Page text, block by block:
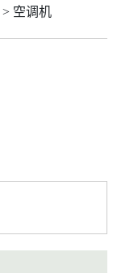
> 空调机